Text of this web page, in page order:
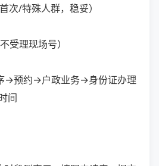
次/特殊人群，稳妥）
受理现场号）
→预约→户政业务→身份证办理
间